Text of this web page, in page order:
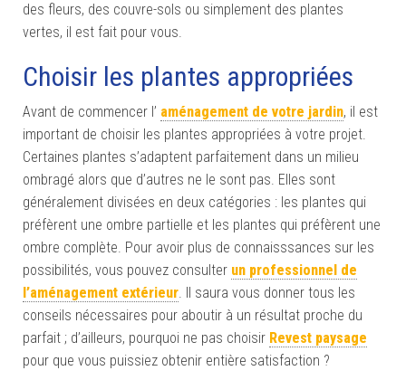
des fleurs, des couvre-sols ou simplement des plantes
vertes, il est fait pour vous.
Choisir les plantes appropriées
Avant de commencer l’ aménagement de votre jardin, il est
important de choisir les plantes appropriées à votre projet.
Certaines plantes s’adaptent parfaitement dans un milieu
ombragé alors que d’autres ne le sont pas. Elles sont
généralement divisées en deux catégories : les plantes qui
préfèrent une ombre partielle et les plantes qui préfèrent une
ombre complète. Pour avoir plus de connaisssances sur les
possibilités, vous pouvez consulter un professionnel de
l’aménagement extérieur. Il saura vous donner tous les
conseils nécessaires pour aboutir à un résultat proche du
parfait ; d’ailleurs, pourquoi ne pas choisir Revest paysage
pour que vous puissiez obtenir entière satisfaction ?